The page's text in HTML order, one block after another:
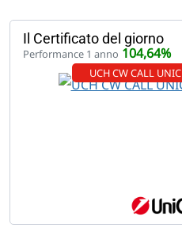
Il Certificato del giorno
Performance 1 anno 104,64%
UCH CW CALL